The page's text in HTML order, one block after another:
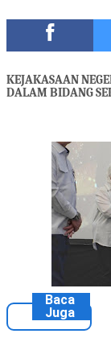
KEJAKASAAN
DALAM BIDANG
Baca
Juga